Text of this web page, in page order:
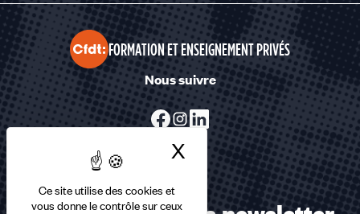
Ce site utilise des cookies et
vous donne le contrôle sur ceux
X Masquer le
FORMATION ET ENSEIGNEMENT PRIVÉS
Nous suivre